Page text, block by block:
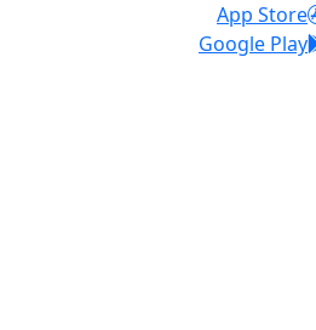
App Store
Google Play